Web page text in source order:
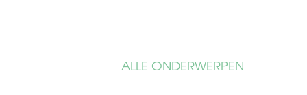
ALLE ONDERWERPEN